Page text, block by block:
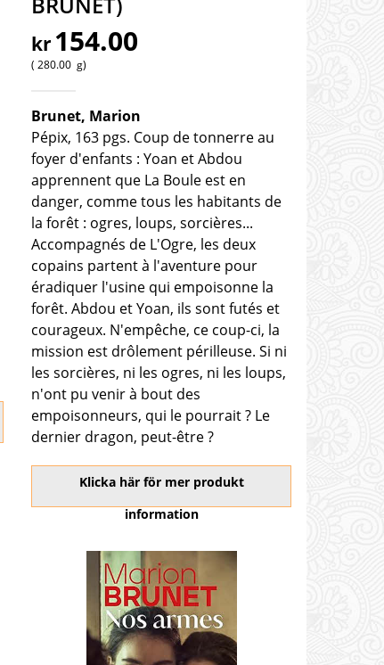
kr 154.00
280.00 g
Brunet, Marion
Pépix, 163 pgs. Coup de tonnerre au
foyer d'enfants : Yoan et Abdou
apprennent que La Boule est en
danger, comme tous les habitants de
la forêt : ogres, loups, sorcières...
Accompagnés de L'Ogre, les deux
copains partent à l'aventure pour
éradiquer l'usine qui empoisonne la
forêt. Abdou et Yoan, ils sont futés et
courageux. N'empêche, ce coup-ci, la
mission est drôlement périlleuse. Si ni
les sorcières, ni les ogres, ni les loups,
n'ont pu venir à bout des
empoisonneurs, qui le pourrait ? Le
dernier dragon, peut-être ?
Klicka här för mer produkt
information